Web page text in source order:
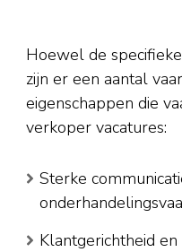
Hoewel de
zijn er een aantal
eigenschappen die
verkoper vacatures:
Sterke
Klantgerichtheid